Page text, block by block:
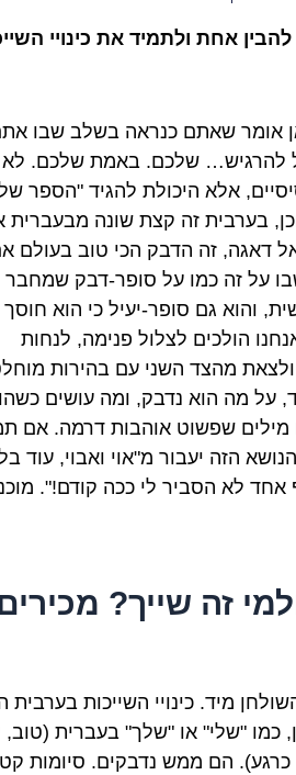
אחת ולתמיד את כינויי
אומר שאתם כנראה בשלב שבו
להרגיש… שלכם. באמת שלכם.
אלא היכולת להגיד "הספר
בערבית זה קצת שונה מבעברית
דאגה, זה הדבק הכי טוב בעולם
על זה כמו על סופר-דבק שמחבר
והוא גם סופר-יעיל כי הוא חוסך
הולכים לצלול פנימה, לנחות
ולצאת מהצד השני עם בהירות
על מה הוא נדבק, ומה עושים
מילים שפשוט אוהבות דרמה. אם
הזה יעבור מ"אוי ואבוי, עוד
לא הסביר לי ככה קודם!".
זה שייך?
מיד. כינויי השייכות בערבית
כמו "שלי" או "שלך" בעברית (טוב,
הם ממש נדבקים. סיומות